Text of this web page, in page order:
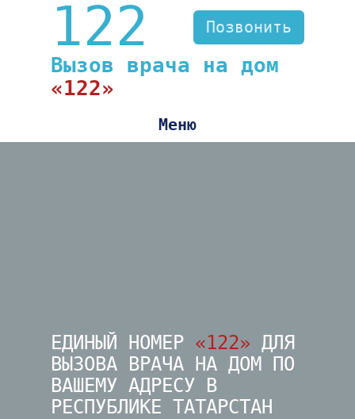
122
Вызов врача на дом
«122»
Позвонить
КОРОНАВИРУС
ЕДИНЫЙ НОМЕР «122» ДЛЯ
ВЫЗОВА ВРАЧА НА ДОМ ПО
ВАШЕМУ АДРЕСУ В
РЕСПУБЛИКЕ ТАТАРСТАН